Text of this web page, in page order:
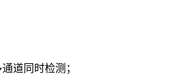
道同时检测；